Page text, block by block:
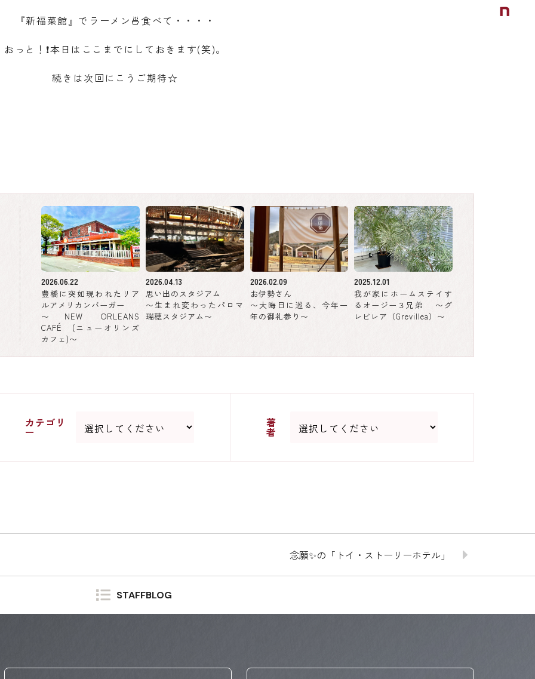
『新福菜館』でラーメン🍜食べて・・・・
おっと！❗本日はここまでにしておきます(笑)。
続きは次回にこうご期待☆
2026.06.22
豊橋に突如現われたリア
ルアメリカンバーガー
〜NEW ORLEANS
CAFÉ (ニューオリンズ
カフェ)〜
2026.04.13
思い出のスタジアム
〜生まれ変わったパロマ
瑞穂スタジアム〜
2026.02.09
お伊勢さん
〜大晦日に巡る、今年一
年の御礼参り〜
2025.12.01
我が家にホームステイす
るオージー３兄弟 〜グ
レビレア（Grevillea）〜
カテゴリ
ー
著
者
念願✨の「トイ・ストーリーホテル」
STAFFBLOG